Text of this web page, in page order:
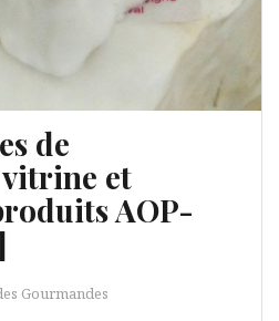
de
et
AOP-
Gourmandes